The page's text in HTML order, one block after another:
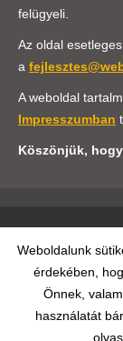
felügyeli.
Az oldal
a
A weboldal
Impresszumban
Köszönjük,
Oldal
Weboldalunk
érdekében,
Önnek,
használatát